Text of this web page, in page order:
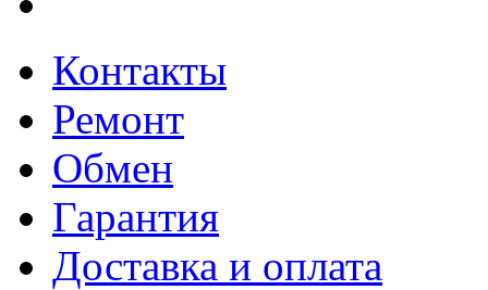
Контакты
Ремонт
Обмен
Гарантия
Доставка и оплата